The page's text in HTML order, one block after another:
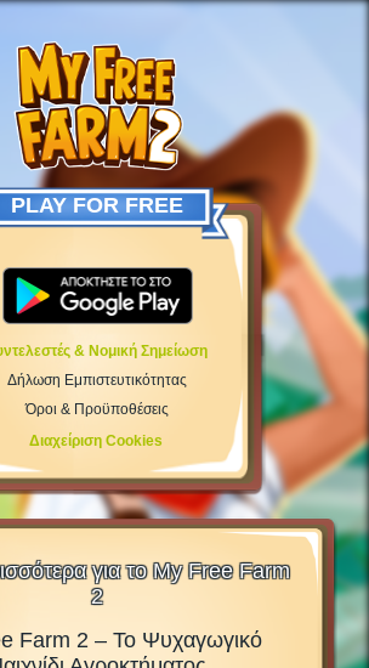
PLAY FOR FREE
& Νομική Σημείωση
Δήλωση Εμπιστευτικότητας
Όροι & Προϋποθέσεις
Διαχείριση Cookies
για το My Free Farm
2
Farm 2 – Το Ψυχαγωγικό